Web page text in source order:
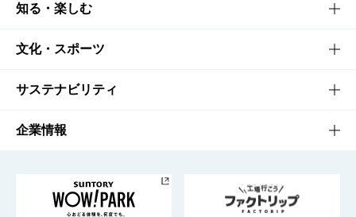
商品TOP
商品一覧
商品発売情報
栄養成分一覧
知る・楽しむ
知る・楽しむTOP
キャンペーン
工場見学
地域情報
文化・スポーツ
文化・スポーツTOP
サントリーホール
サントリーサンバーズ大阪
サステナビリティ
サステナビリティTOP
サントリーが考えるサステナビリティ経営
企業情報
企業概要